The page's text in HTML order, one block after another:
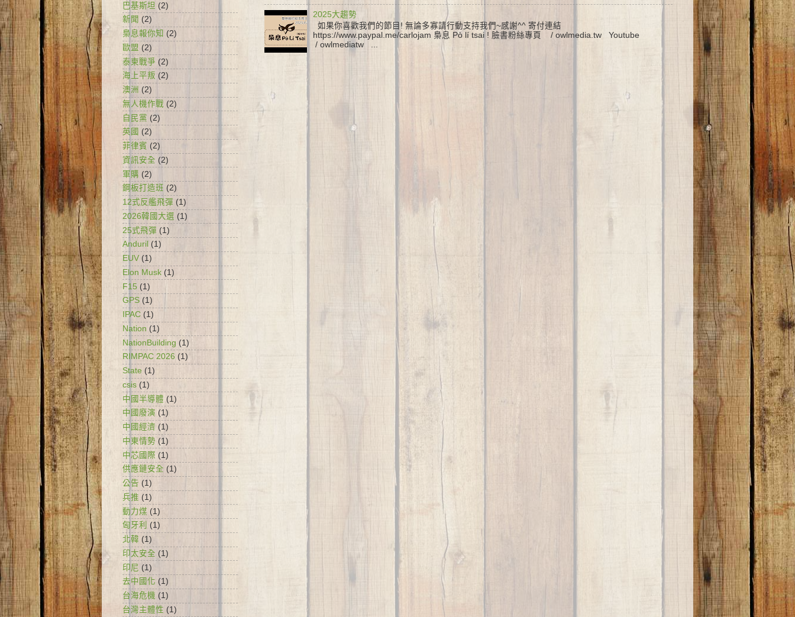
2025大趨勢
如果你喜歡我們的節目! 無論多寡請行動支持我們~感謝^^ 寄付連結
https://www.paypal.me/carlojam 梟息 Pò lí tsai ! 臉書粉絲專頁 / owlmedia.tw Youtube
/ owlmediatw ...
巴基斯坦 (2)
新聞 (2)
梟息報你知 (2)
歐盟 (2)
泰柬戰爭 (2)
海上平叛 (2)
澳洲 (2)
無人機作戰 (2)
自民黨 (2)
英國 (2)
菲律賓 (2)
資訊安全 (2)
軍購 (2)
鋼板打造班 (2)
12式反艦飛彈 (1)
2026韓國大選 (1)
25式飛彈 (1)
Anduril (1)
EUV (1)
Elon Musk (1)
F15 (1)
GPS (1)
IPAC (1)
Nation (1)
NationBuilding (1)
RIMPAC 2026 (1)
State (1)
csis (1)
中國半導體 (1)
中國廢演 (1)
中國經濟 (1)
中東情勢 (1)
中芯國際 (1)
供應鏈安全 (1)
公告 (1)
兵推 (1)
動力煤 (1)
匈牙利
(1)
北韓 (1)
印太安全 (1)
印尼 (1)
去中國化 (1)
台海危機 (1)
台灣主體性 (1)